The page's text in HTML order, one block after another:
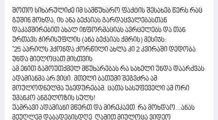
შოთო სიხარულიძე იმ სამწუხარო ფაქტის შესახებ წერს რაც
გუშინ მოხდა, ის ანა ბექაიას გარდაცვალებასთან
დაკავშირებით ახალ ინფორმაციას ავრცელებს და თან
ურთავს ჭირისუფლის (ანა ბექაიას ქმრის) მესიჯს:
"25 აპრილს ჰქონდა ქორწილი ახლა კი 2 კვირაში დედობა
უნდა მიელოცათ მისთვის
ამ ენით გამოუთქმელ მწუხარებას რა სახელი უნდა დაარქვას
ადამიანმა არ ვიცი. მთელი ბათუმი შეგვძრა ამ
მოულოდნელმა უბედურებამ. ცათა სასუფეველი ამ ორი
უმანკო ანგელოზის სულს!
უამრავი ადამიანი მწერთ და მირეკავთ რა მოხდაო...ანას
მეუღლემ დაბადებისდღე ღამით მიულოცა ვიდეო